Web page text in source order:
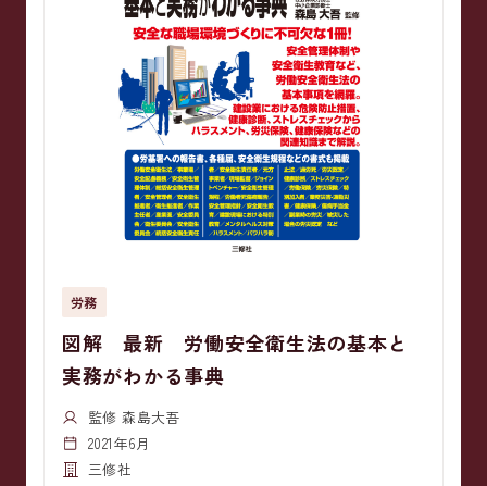
労務
図解 最新 労働安全衛生法の基本と
実務がわかる事典
監修 森島大吾
2021年6月
三修社